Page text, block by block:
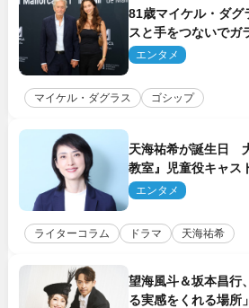
81歳マイケル・ダグ
スと手をつないでガ
エンタメ
マイケル・ダグラス ゴシップ
天海祐希が誕生日
教室』児童役キャス
エンタメ
ライターコラム ドラマ 天海祐希
望海風斗＆坂本昌行
る実感をくれる場